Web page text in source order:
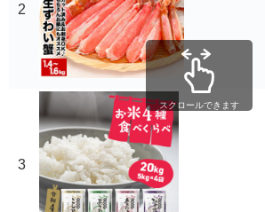
2
3
スクロールできます